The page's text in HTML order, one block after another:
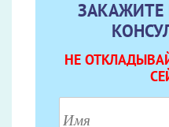
ЗАКАЖИТЕ
НЕ